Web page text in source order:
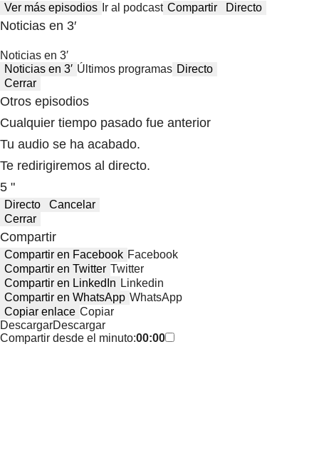
Ver más episodios Ir al podcast Compartir Directo
Noticias en 3′
Noticias en 3′
Noticias en 3′ Últimos programas Directo
Cerrar
Otros episodios
Cualquier tiempo pasado fue anterior
Tu audio se ha acabado.
Te redirigiremos al directo.
5 "
Directo
Cancelar
Cerrar
Compartir
Compartir en Facebook Facebook
Compartir en Twitter Twitter
Compartir en LinkedIn Linkedin
Compartir en WhatsApp WhatsApp
Copiar enlace Copiar
DescargarDescargar
Compartir desde el minuto:00:00